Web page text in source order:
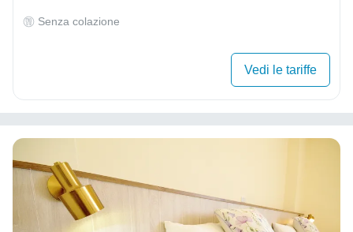
Senza colazione
Vedi le tariffe